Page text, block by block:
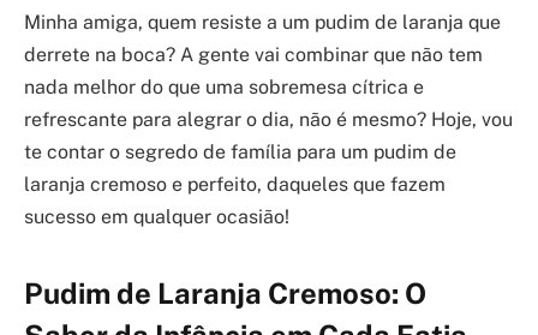
Minha amiga, quem resiste a um pudim de laranja que
derrete na boca? A gente vai combinar que não tem
nada melhor do que uma sobremesa cítrica e
refrescante para alegrar o dia, não é mesmo? Hoje, vou
te contar o segredo de família para um pudim de
laranja cremoso e perfeito, daqueles que fazem
sucesso em qualquer ocasião!
Pudim de Laranja Cremoso: O